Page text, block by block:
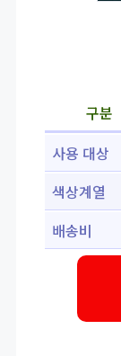
구분
사용 대상
색상계열
배송비